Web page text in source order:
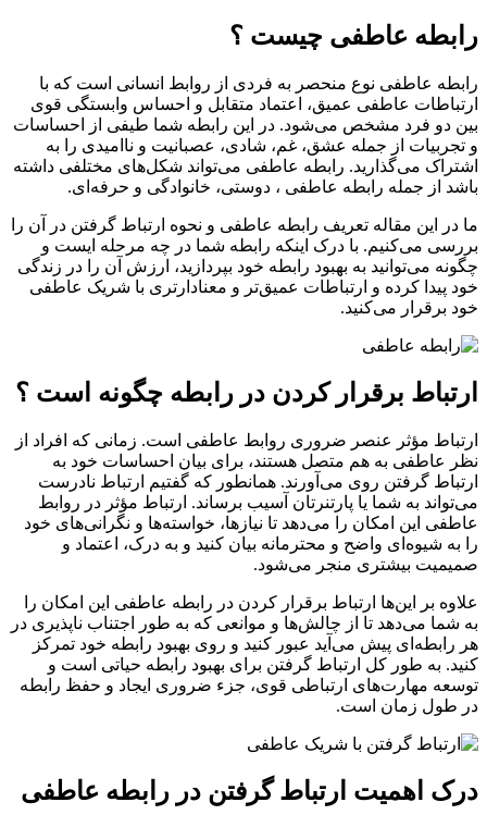
رابطه عاطفی چیست ؟
رابطه عاطفی نوع منحصر به فردی از روابط انسانی است که با
ارتباطات عاطفی عمیق، اعتماد متقابل و احساس وابستگی قوی
بین دو فرد مشخص می‌شود. در این رابطه شما طیفی از احساسات
و تجربیات از جمله عشق، غم، شادی، عصبانیت و ناامیدی را به
اشتراک می‌گذارید. رابطه عاطفی می‌تواند شکل‌های مختلفی داشته
باشد از جمله رابطه عاطفی ، دوستی، خانوادگی و حرفه‌ای.
ما در این مقاله تعریف رابطه عاطفی و نحوه ارتباط گرفتن در آن را
بررسی می‌کنیم. با درک اینکه رابطه شما در چه مرحله ایست و
چگونه می‌توانید به بهبود رابطه خود بپردازید، ارزش آن را در زندگی
خود پیدا کرده و ارتباطات عمیق‌تر و معنادارتری با شریک عاطفی
خود برقرار می‌کنید.
ارتباط برقرار کردن در رابطه چگونه است ؟
ارتباط مؤثر عنصر ضروری روابط عاطفی است. زمانی که افراد از
نظر عاطفی به هم متصل هستند، برای بیان احساسات خود به
ارتباط گرفتن روی می‌آورند. همانطور که گفتیم ارتباط نادرست
می‌تواند به شما یا پارتنرتان آسیب برساند. ارتباط مؤثر در روابط
عاطفی این امکان را می‌دهد تا نیازها، خواسته‌ها و نگرانی‌های خود
را به شیوه‌ای واضح و محترمانه بیان کنید و به درک، اعتماد و
صمیمیت بیشتری منجر می‌شود.
علاوه بر این‌ها ارتباط برقرار کردن در رابطه عاطفی این امکان را
به شما می‌دهد تا از چالش‌ها و موانعی که به طور اجتناب ناپذیری در
هر رابطه‌ای پیش می‌آید عبور کنید و روی بهبود رابطه خود تمرکز
کنید. به طور کل ارتباط گرفتن برای بهبود رابطه حیاتی است و
توسعه مهارت‌های ارتباطی قوی، جزء ضروری ایجاد و حفظ رابطه
در طول زمان است.
درک اهمیت ارتباط گرفتن در رابطه عاطفی